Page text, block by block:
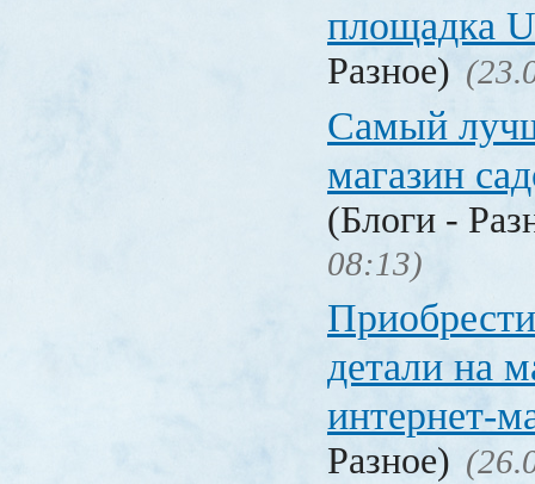
площадка
Разное)
Самый
магазин
(Блоги -
08:13)
детали на
интернет-
Разное)